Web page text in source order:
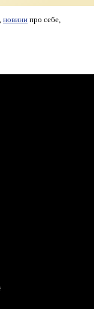
новини про себе,